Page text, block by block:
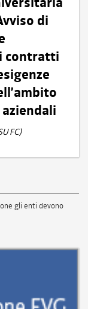
di
contratti
FC)
gli enti devono